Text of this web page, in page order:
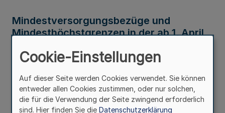
Mindestversorgungsbezüge und
Mindesthöchstgrenzen in der ab 1. April
Verwaltungsvorschrift
Cookie-Einstellungen
Auf dieser Seite werden Cookies verwendet. Sie können
entweder allen Cookies zustimmen, oder nur solchen,
die für die Verwendung der Seite zwingend erforderlich
sind. Hier finden Sie die Datenschutzerklärung